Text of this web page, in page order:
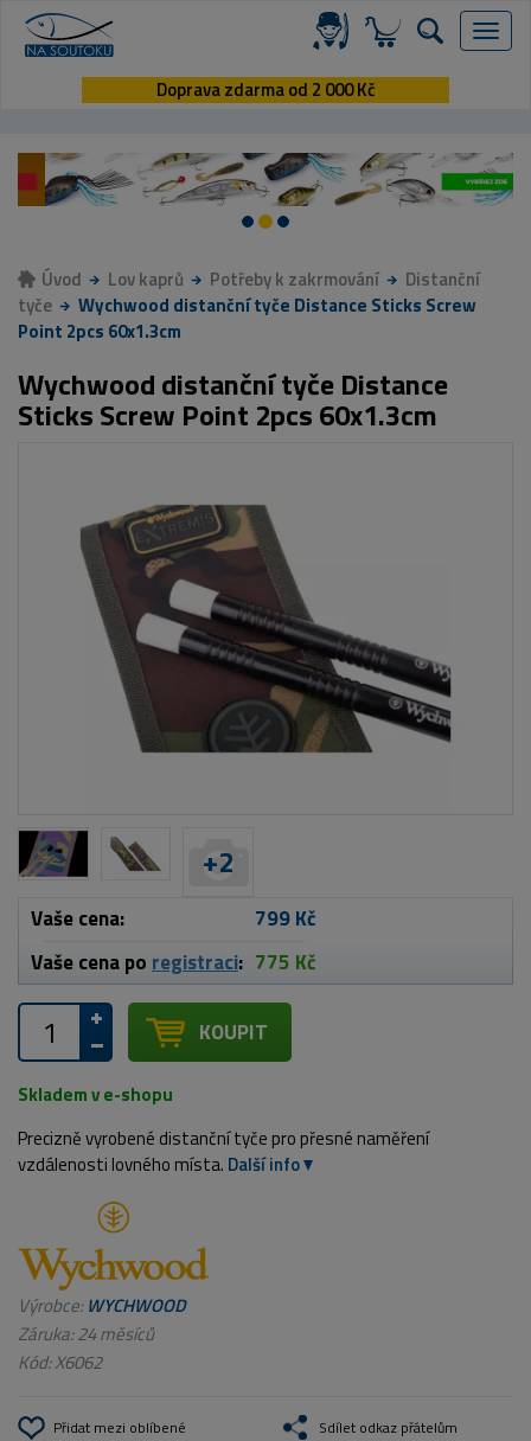
Menu
Doprava zdarma od 2 000 Kč
Úvod Lov kaprů Potřeby k zakrmování
Distanční
tyče
Wychwood distanční tyče Distance Sticks Screw
Point 2pcs 60x1.3cm
Wychwood distanční tyče Distance
Sticks Screw Point 2pcs 60x1.3cm
+2
Vaše cena:
799 Kč
Vaše cena po registraci: 775 Kč
KOUPIT
Skladem v e-shopu
Precizně vyrobené distanční tyče pro přesné naměření
vzdálenosti lovného místa. Další info
Výrobce:WYCHWOOD
Záruka: 24 měsíců
Kód:X6062
Přidat mezi oblíbené Sdílet odkaz přátelům